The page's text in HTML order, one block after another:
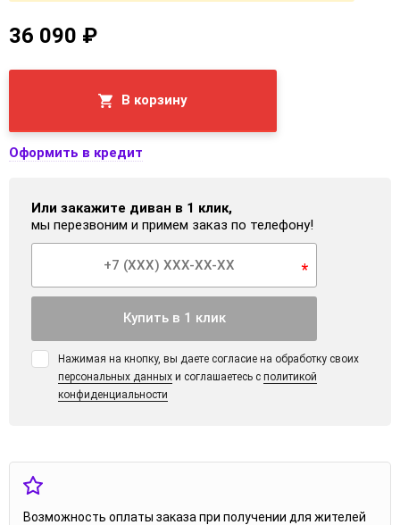
36 090 ₽
В корзину
Оформить в кредит
Или закажите диван в 1 клик,
мы перезвоним и примем заказ по телефону!
*
Купить в 1 клик
Нажимая на кнопку, вы даете согласие на обработку своих
персональных данных и соглашаетесь с политикой
конфиденциальности
Возможность оплаты заказа при получении для жителей